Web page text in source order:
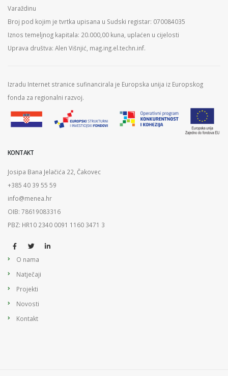
Varaždinu
Broj pod kojim je tvrtka upisana u Sudski registar: 070084035
Iznos temeljnog kapitala: 20.000,00 kuna, uplaćen u cijelosti
Uprava društva: Alen Višnjić, mag.ing.el.techn.inf.
Izradu Internet stranice sufinancirala je Europska unija iz Europskog
fonda za regionalni razvoj.
KONTAKT
Josipa Bana Jelačića 22, Čakovec
+385 40 39 55 59
info@menea.hr
OIB: 78619083316
PBZ: HR10 2340 0091 1160 3471 3
O nama
Natječaji
Projekti
Novosti
Kontakt